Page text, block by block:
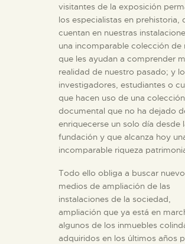
visitantes de la exposición
los especialistas en prehistoria,
cuentan en nuestras
una incomparable colección de
que les ayudan a comprender
realidad de nuestro pasado; y
investigadores, estudiantes o
que hacen uso de una colección
documental que no ha dejado
enriquecerse un solo día desde
fundación y que alcanza hoy
incomparable riqueza
Todo ello obliga a buscar
medios de ampliación de las
instalaciones de la sociedad,
ampliación que ya está en
algunos de los inmuebles
adquiridos en los últimos años